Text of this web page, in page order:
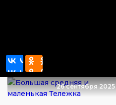
26 сентября 2025